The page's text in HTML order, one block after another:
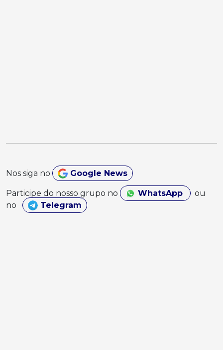
Nos siga no Google News
Participe do nosso grupo no WhatsApp
ou
no
Telegram